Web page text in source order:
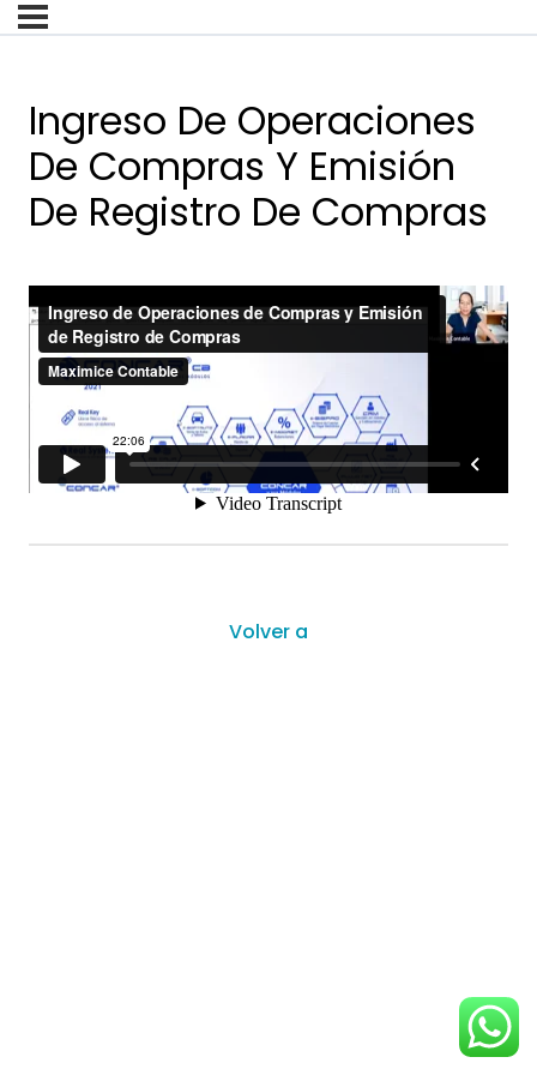
Ingreso De Operaciones
De Compras Y Emisión
De Registro De Compras
Volver a